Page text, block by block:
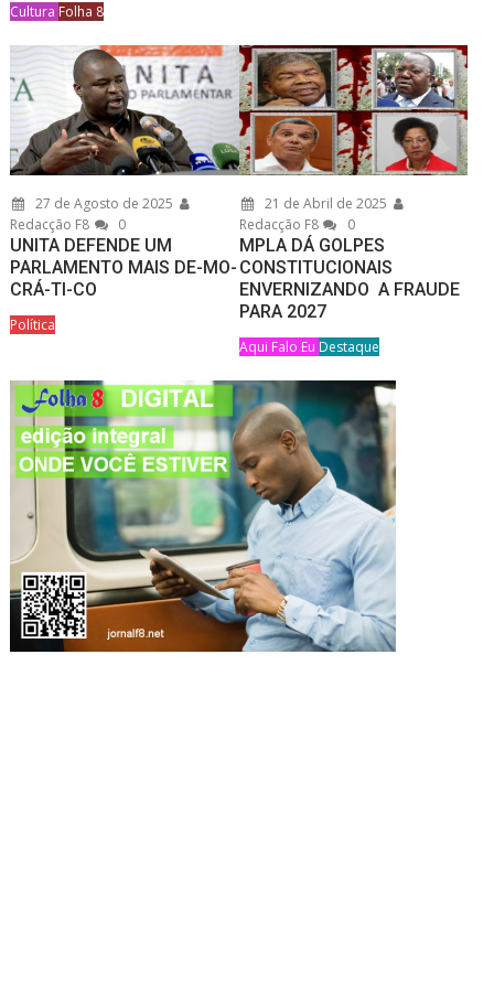
Cultura Folha 8
27 de Agosto de 2025
Redacção F8
0
UNITA DEFENDE UM
PARLAMENTO MAIS DE-MO-
CRÁ-TI-CO
Política
21 de Abril de 2025
Redacção F8
0
MPLA DÁ GOLPES
CONSTITUCIONAIS
ENVERNIZANDO A FRAUDE
PARA 2027
Aqui Falo Eu Destaque